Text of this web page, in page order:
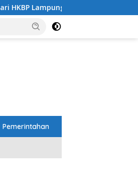
Pemprov dan DPRD Lampung
Pemerintahan